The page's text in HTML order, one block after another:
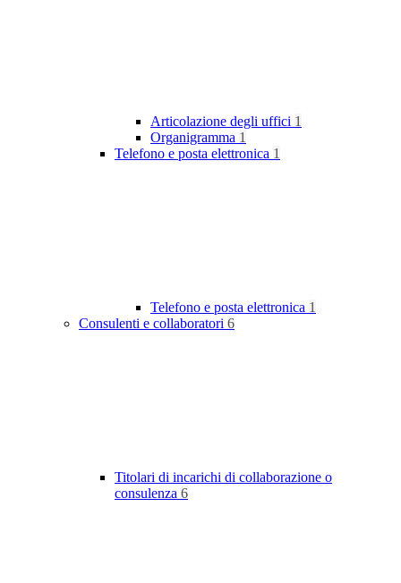
Articolazione degli uffici 1
Organigramma 1
Telefono e posta elettronica 1
Telefono e posta elettronica 1
Consulenti e collaboratori 6
Titolari di incarichi di collaborazione o
consulenza 6